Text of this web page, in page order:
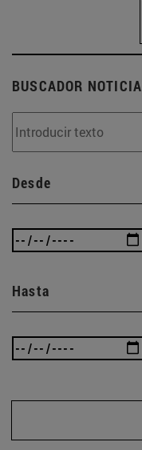
BUSCADOR
Desde
Hasta